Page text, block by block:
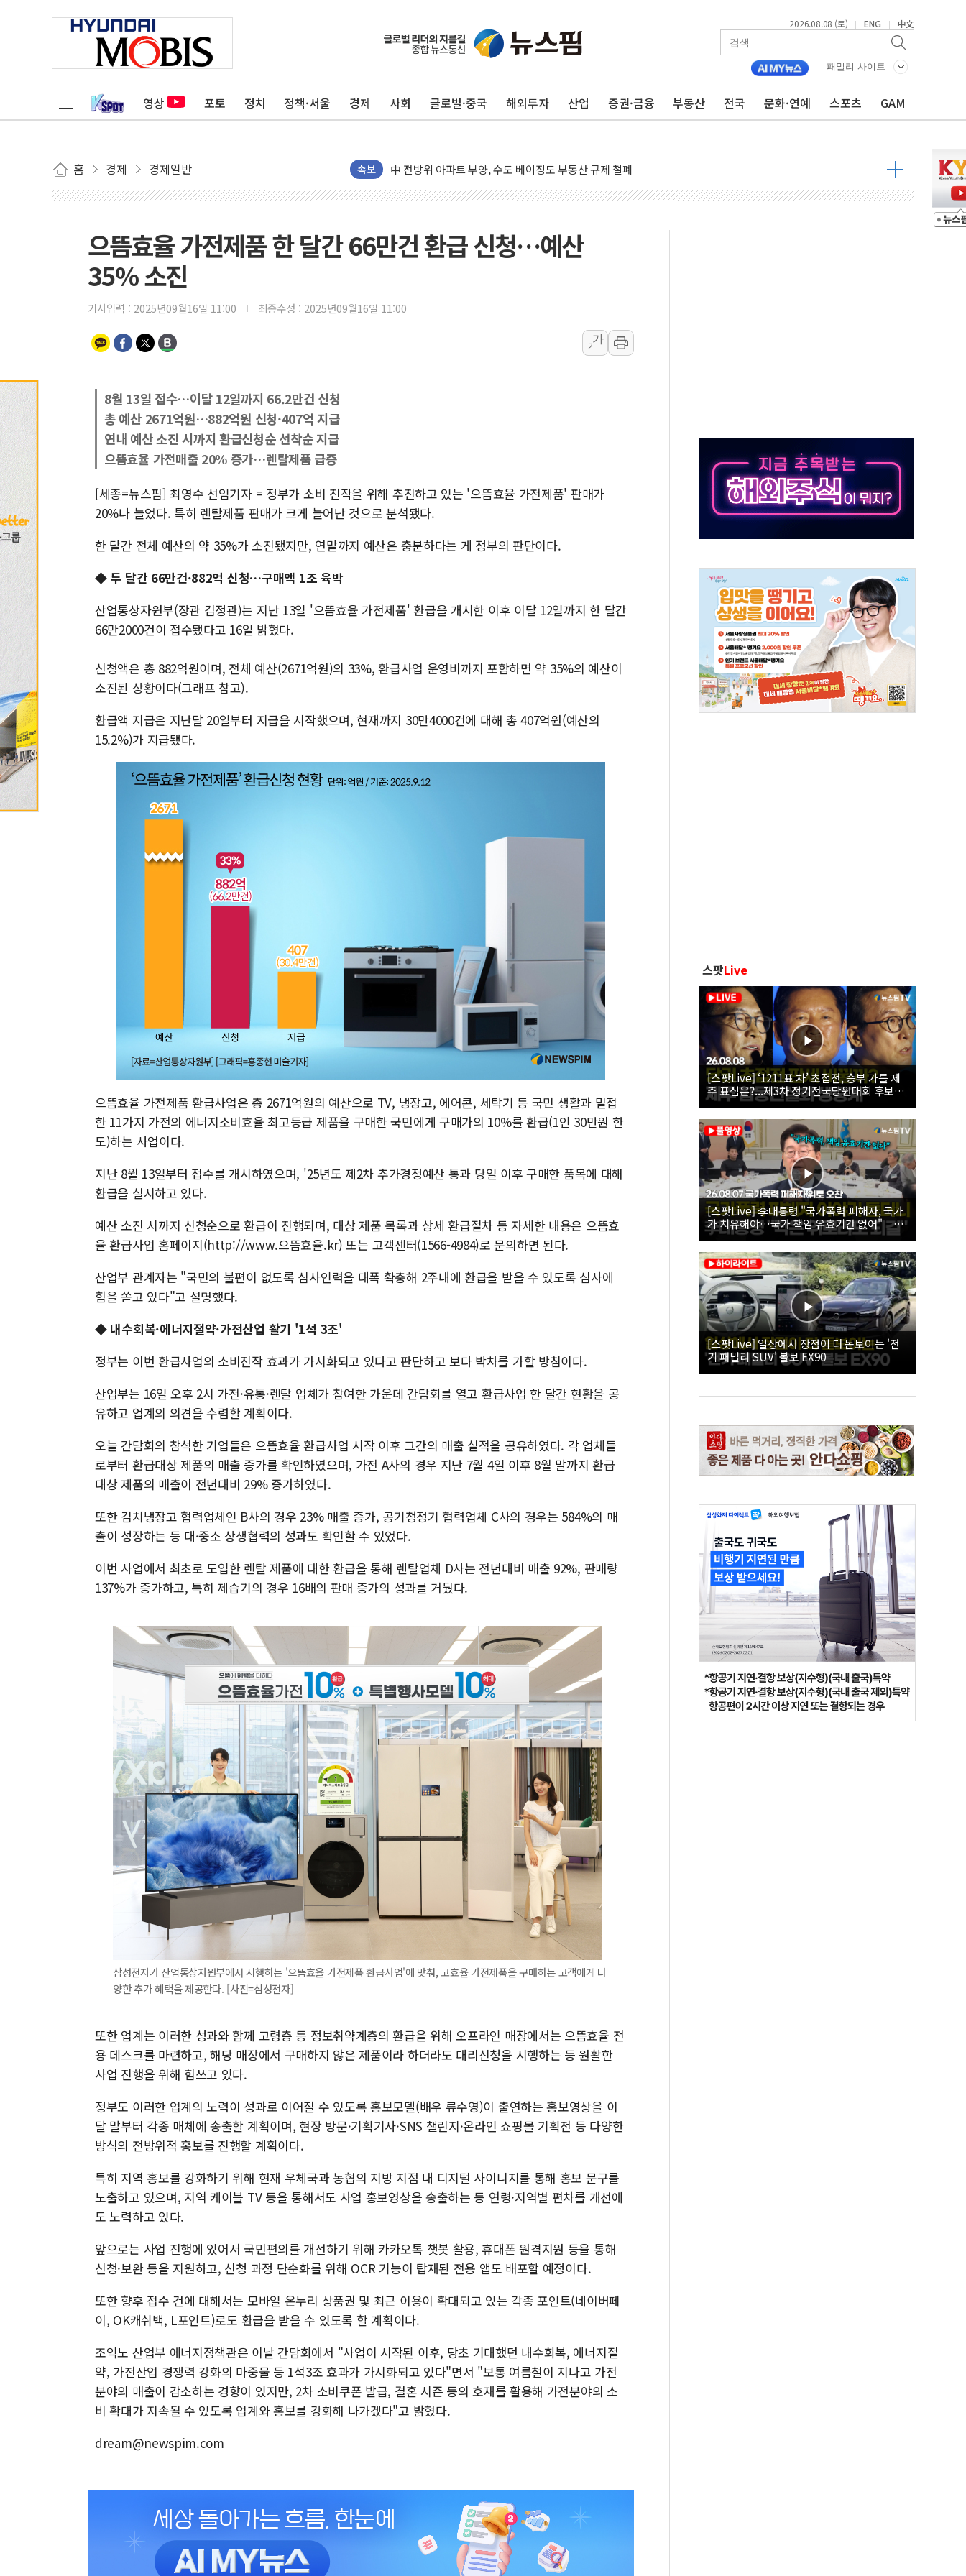
2026.08.08 (토) | ENG | 中文
패밀리 사이트
영상 포토 정치 정책·서울 경제 사회 글로벌·중국 해외투자 산업 증권·금융 부동산 전국 문화·연예 스포츠 GAM
홈 경제 경제일반 속보
동해중부 전 해상 풍랑주의보…10일까지 최대 3.5m 높은 물결
연일 폭염에 온열질환 사망 23명…정부, 비상대응기구 가동
인제 용대리 계곡서 수위 상승으로 피서객 7명 고립…전원 구조
동해시, 11~14일 '별똥별 멍' 운영…페르세우스 유성우 관측
청양 밭에서 일하던 90대 숨져…온열질환 여부 조사
폭염에 車 운전면허 기능시험 오전 집중 편성…체감온도 38도 넘으면 중단
오세훈 "용산공원 주택 검토, 민주당 스스로 원칙 뒤집는 것"
충북 주말 무더위 지속…청주·진천 35도, 곳곳 소나기
유럽증시, 美 고용 예상 밖 부진에 연준 금리 인상 가능성 낮아지며 상승… STOXX 600 지수는 나흘 연속 최고치
미 연준 매파 기세 꺾이나…고용 감소에 9월 동결 전망 우세
으뜸효율 가전제품 한 달간 66만건 환급 신청…예산
35% 소진
기사입력 : 2025년09월16일 11:00 최종수정 : 2025년09월16일 11:00
가
가
8월 13일 접수…이달 12일까지 66.2만건 신청
총 예산 2671억원…882억원 신청·407억 지급
연내 예산 소진 시까지 환급신청순 선착순 지급
으뜸효율 가전매출 20% 증가…렌탈제품 급증
[세종=뉴스핌] 최영수 선임기자 = 정부가 소비 진작을 위해 추진하고 있는 '으뜸효율 가전제품' 판매가
20%나 늘었다. 특히 렌탈제품 판매가 크게 늘어난 것으로 분석됐다.
한 달간 전체 예산의 약 35%가 소진됐지만, 연말까지 예산은 충분하다는 게 정부의 판단이다.
◆ 두 달간 66만건·882억 신청…구매액 1조 육박
산업통상자원부(장관 김정관)는 지난 13일 '으뜸효율 가전제품' 환급을 개시한 이후 이달 12일까지 한 달간
66만2000건이 접수됐다고 16일 밝혔다.
신청액은 총 882억원이며, 전체 예산(2671억원)의 33%, 환급사업 운영비까지 포함하면 약 35%의 예산이
소진된 상황이다(그래프 참고).
환급액 지급은 지난달 20일부터 지급을 시작했으며, 현재까지 30만4000건에 대해 총 407억원(예산의
15.2%)가 지급됐다.
으뜸효율 가전제품 환급사업은 총 2671억원의 예산으로 TV, 냉장고, 에어콘, 세탁기 등 국민 생활과 밀접
한 11가지 가전의 에너지소비효율 최고등급 제품을 구매한 국민에게 구매가의 10%를 환급(1인 30만원 한
도)하는 사업이다.
지난 8월 13일부터 접수를 개시하였으며, '25년도 제2차 추가경정예산 통과 당일 이후 구매한 품목에 대해
환급을 실시하고 있다.
예산 소진 시까지 신청순으로 환급이 진행되며, 대상 제품 목록과 상세 환급절차 등 자세한 내용은 으뜸효
율 환급사업 홈페이지(http://www.으뜸효율.kr) 또는 고객센터(1566-4984)로 문의하면 된다.
산업부 관계자는 "국민의 불편이 없도록 심사인력을 대폭 확충해 2주내에 환급을 받을 수 있도록 심사에
힘을 쏟고 있다"고 설명했다.
◆ 내수회복·에너지절약·가전산업 활기 '1석 3조'
정부는 이번 환급사업의 소비진작 효과가 가시화되고 있다고 판단하고 보다 박차를 가할 방침이다.
산업부는 16일 오후 2시 가전·유통·렌탈 업체가 참여한 가운데 간담회를 열고 환급사업 한 달간 현황을 공
유하고 업계의 의견을 수렴할 계획이다.
오늘 간담회의 참석한 기업들은 으뜸효율 환급사업 시작 이후 그간의 매출 실적을 공유하였다. 각 업체들
로부터 환급대상 제품의 매출 증가를 확인하였으며, 가전 A사의 경우 지난 7월 4일 이후 8월 말까지 환급
대상 제품의 매출이 전년대비 29% 증가하였다.
또한 김치냉장고 협력업체인 B사의 경우 23% 매출 증가, 공기청정기 협력업체 C사의 경우는 584%의 매
출이 성장하는 등 대·중소 상생협력의 성과도 확인할 수 있었다.
이번 사업에서 최초로 도입한 렌탈 제품에 대한 환급을 통해 렌탈업체 D사는 전년대비 매출 92%, 판매량
137%가 증가하고, 특히 제습기의 경우 16배의 판매 증가의 성과를 거뒀다.
삼성전자가 산업통상자원부에서 시행하는 '으뜸효율 가전제품 환급사업'에 맞춰, 고효율 가전제품을 구매하는 고객에게 다
양한 추가 혜택을 제공한다. [사진=삼성전자]
또한 업계는 이러한 성과와 함께 고령층 등 정보취약계층의 환급을 위해 오프라인 매장에서는 으뜸효율 전
용 데스크를 마련하고, 해당 매장에서 구매하지 않은 제품이라 하더라도 대리신청을 시행하는 등 원활한
사업 진행을 위해 힘쓰고 있다.
정부도 이러한 업계의 노력이 성과로 이어질 수 있도록 홍보모델(배우 류수영)이 출연하는 홍보영상을 이
달 말부터 각종 매체에 송출할 계획이며, 현장 방문·기획기사·SNS 챌린지·온라인 쇼핑몰 기획전 등 다양한
방식의 전방위적 홍보를 진행할 계획이다.
특히 지역 홍보를 강화하기 위해 현재 우체국과 농협의 지방 지점 내 디지털 사이니지를 통해 홍보 문구를
노출하고 있으며, 지역 케이블 TV 등을 통해서도 사업 홍보영상을 송출하는 등 연령·지역별 편차를 개선에
도 노력하고 있다.
앞으로는 사업 진행에 있어서 국민편의를 개선하기 위해 카카오톡 챗봇 활용, 휴대폰 원격지원 등을 통해
신청·보완 등을 지원하고, 신청 과정 단순화를 위해 OCR 기능이 탑재된 전용 앱도 배포할 예정이다.
또한 향후 접수 건에 대해서는 모바일 온누리 상품권 및 최근 이용이 확대되고 있는 각종 포인트(네이버페
이, OK캐쉬백, L포인트)로도 환급을 받을 수 있도록 할 계획이다.
조익노 산업부 에너지정책관은 이날 간담회에서 "사업이 시작된 이후, 당초 기대했던 내수회복, 에너지절
약, 가전산업 경쟁력 강화의 마중물 등 1석3조 효과가 가시화되고 있다"면서 "보통 여름철이 지나고 가전
분야의 매출이 감소하는 경향이 있지만, 2차 소비쿠폰 발급, 결혼 시즌 등의 호재를 활용해 가전분야의 소
비 확대가 지속될 수 있도록 업계와 홍보를 강화해 나가겠다"고 밝혔다.
dream@newspim.com
스팟Live
[스팟Live] ‘1211표 차’ 초접전, 승부 가를 제
주 표심은?...제3차 정기전국당원대회 후보자
제주 합동연설회 생중계 | 26.08.08
[스팟Live] 李대통령 "국가폭력 피해자, 국가
가 치유해야…국가 책임 유효기간 없어"｜
26.08.07 국가폭력 피해자 위로 오찬
[스팟Live] 일상에서 장점이 더 돋보이는 '전
기 패밀리 SUV' 볼보 EX90